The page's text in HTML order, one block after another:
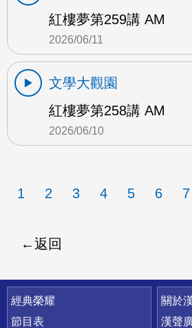
紅樓夢第259講 AM
2026/06/11
文學大觀園
紅樓夢第258講 AM
2026/06/10
1 2 3 4 5 6 7
返回
快速連結
經典榮耀
節目表
關於
漢聲